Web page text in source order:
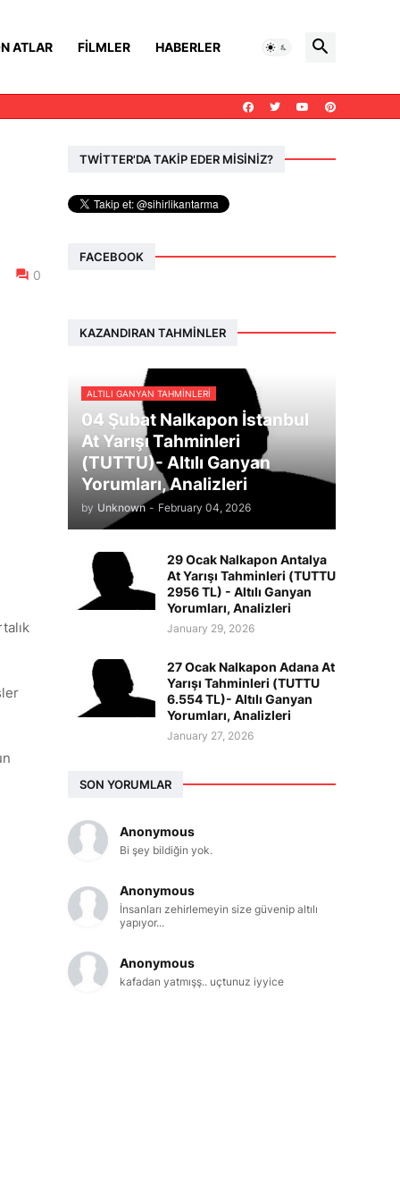
ATLAR FILMLER HABERLER
0
TWİTTER'DA TAKİP EDER MİSİNİZ?
FACEBOOK
KAZANDIRAN TAHMINLER
ALTILI GANYAN TAHMINLERI
04 Şubat Nalkapon İstanbul
At Yarışı Tahminleri
(TUTTU)- Altılı Ganyan
Yorumları, Analizleri
by Unknown - February 04, 2026
29 Ocak Nalkapon Antalya
At Yarışı Tahminleri (TUTTU
2956 TL) - Altılı Ganyan
Yorumları, Analizleri
January 29, 2026
27 Ocak Nalkapon Adana At
Yarışı Tahminleri (TUTTU
6.554 TL)- Altılı Ganyan
Yorumları, Analizleri
January 27, 2026
SON YORUMLAR
Anonymous
Bi şey bildiğin yok.
Anonymous
İnsanları zehirlemeyin size güvenip altılı
yapıyor...
Anonymous
kafadan yatmışş.. uçtunuz iyyice